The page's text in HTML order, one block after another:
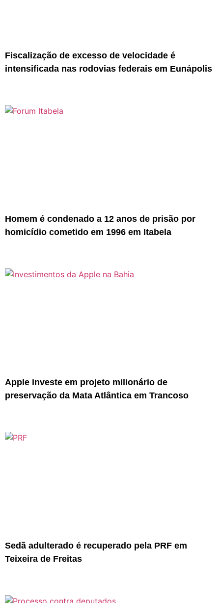
Fiscalização de excesso de velocidade é
intensificada nas rodovias federais em Eunápolis
Homem é condenado a 12 anos de prisão por
homicídio cometido em 1996 em Itabela
Apple investe em projeto milionário de
preservação da Mata Atlântica em Trancoso
Sedã adulterado é recuperado pela PRF em
Teixeira de Freitas